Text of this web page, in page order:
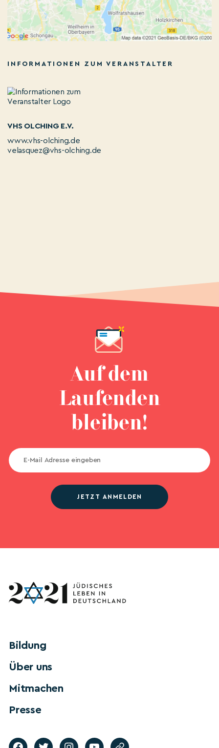
INFORMATIONEN ZUM VERANSTALTER
VHS OLCHING E.V.
www.vhs-olching.de
velasquez@vhs-olching.de
Auf dem
Laufenden
bleiben!
JETZT ANMELDEN
Bildung
Über uns
Mitmachen
Presse